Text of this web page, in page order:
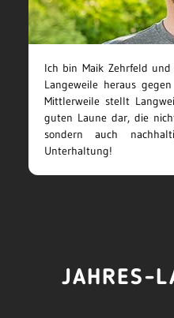
Ich bin Maik Zehrfeld
Langeweile heraus
Mittlerweile stellt
guten Laune dar, die
sondern auch
Unterhaltung!
JAHRES-